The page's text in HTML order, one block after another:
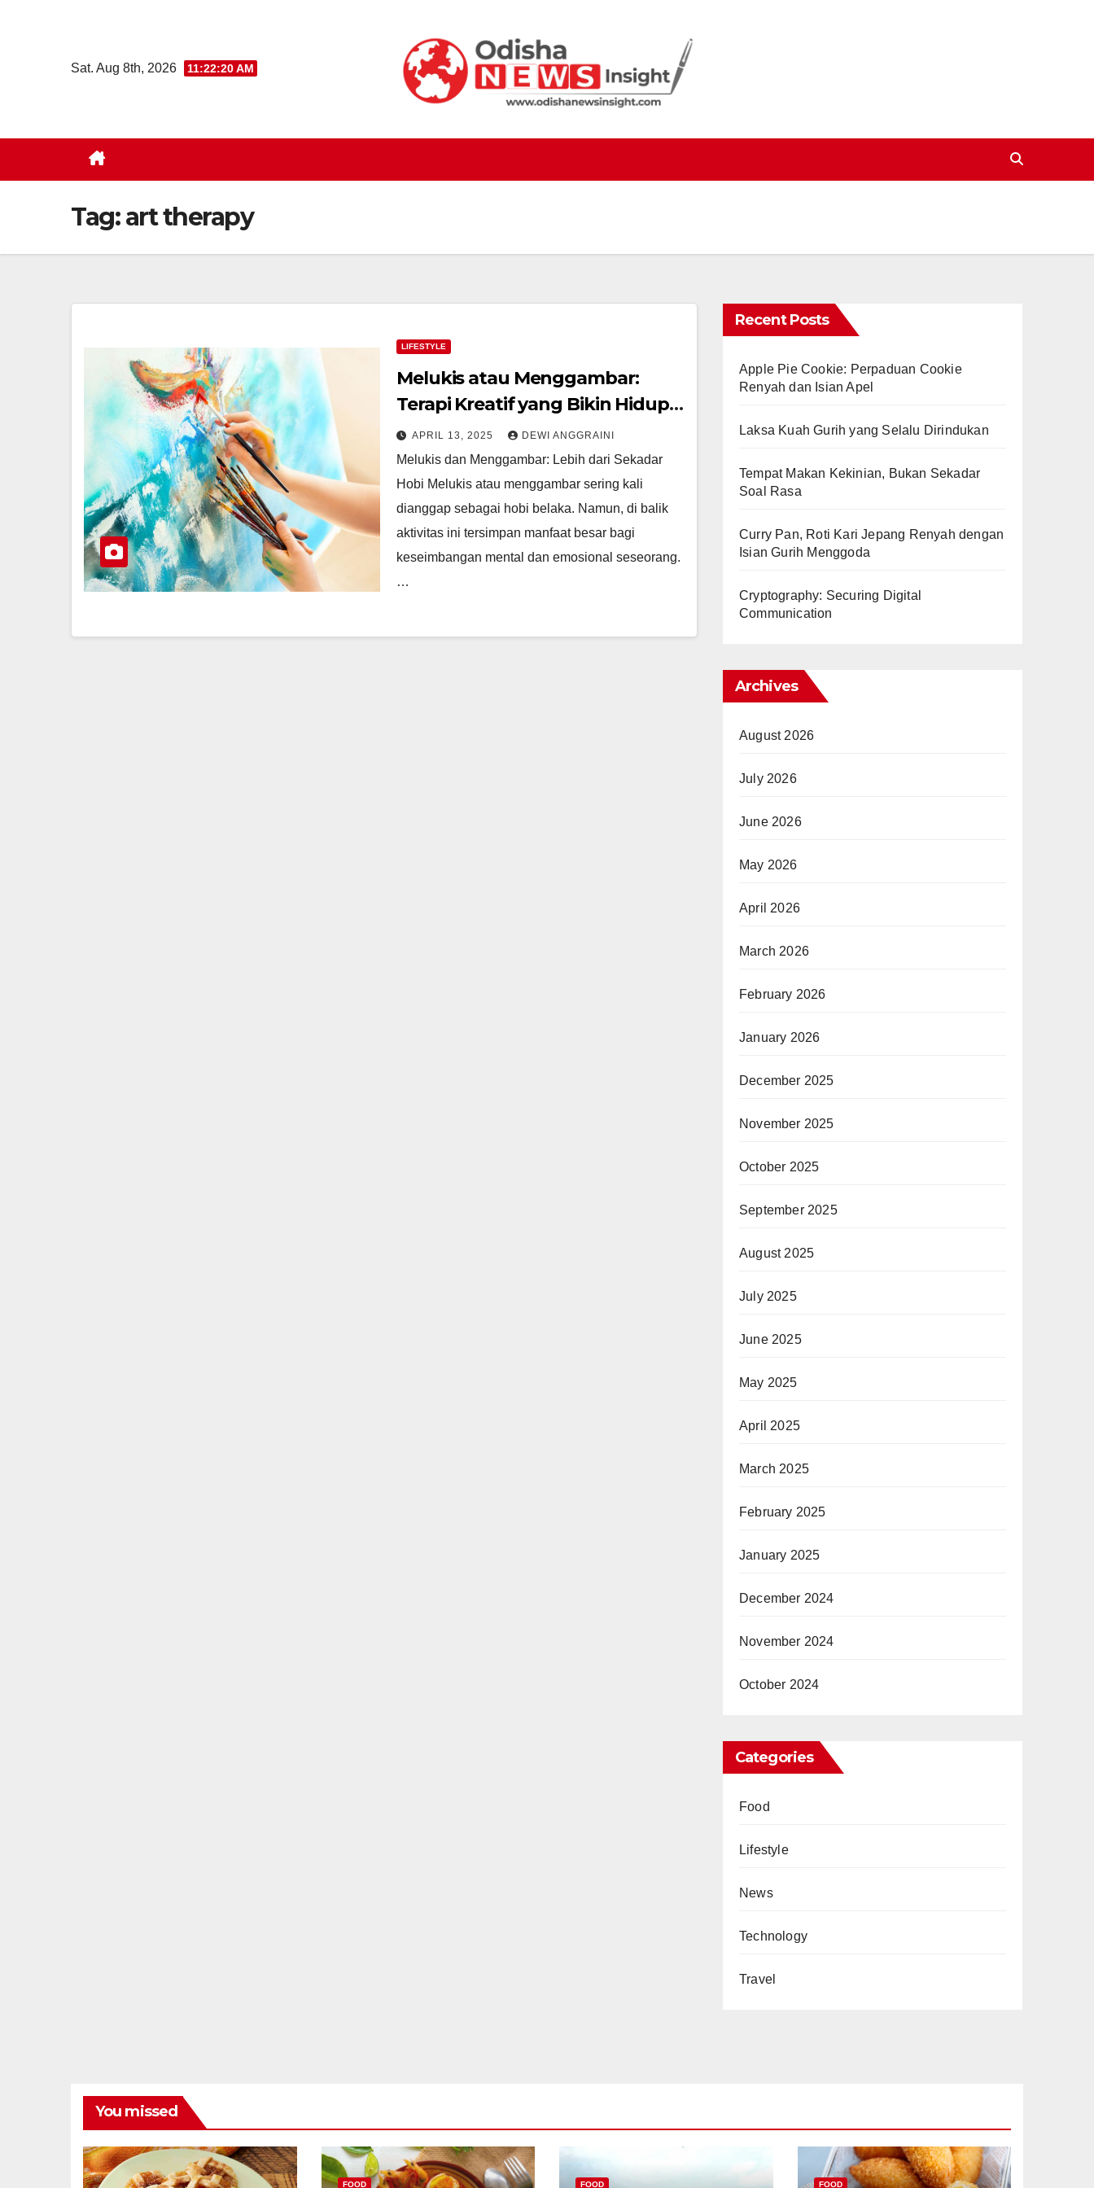
Sat. Aug 8th, 2026 11:22:21 AM
Tag:art therapy
LIFESTYLE
Melukis atau Menggambar:
Terapi Kreatif yang Bikin Hidup
Lebih Seimbang
APRIL 13, 2025 DEWI ANGGRAINI
Melukis dan Menggambar: Lebih dari Sekadar
Hobi Melukis atau menggambar sering kali
dianggap sebagai hobi belaka. Namun, di balik
aktivitas ini tersimpan manfaat besar bagi
keseimbangan mental dan emosional seseorang.
…
Recent Posts
Apple Pie Cookie: Perpaduan Cookie
Renyah dan Isian Apel
Laksa Kuah Gurih yang Selalu Dirindukan
Tempat Makan Kekinian, Bukan Sekadar
Soal Rasa
Curry Pan, Roti Kari Jepang Renyah dengan
Isian Gurih Menggoda
Cryptography: Securing Digital
Communication
Archives
August 2026
July 2026
June 2026
May 2026
April 2026
March 2026
February 2026
January 2026
December 2025
November 2025
October 2025
September 2025
August 2025
July 2025
June 2025
May 2025
April 2025
March 2025
February 2025
January 2025
December 2024
November 2024
October 2024
Categories
Food
Lifestyle
News
Technology
Travel
You missed
FOOD FOOD FOOD